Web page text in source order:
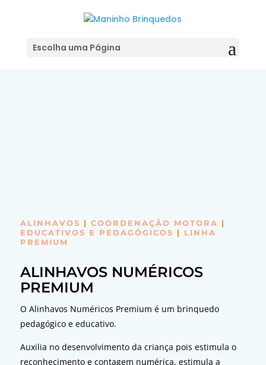
Escolha uma Página
ALINHAVOS | COORDENAÇÃO MOTORA |
EDUCATIVOS E PEDAGÓGICOS | LINHA
PREMIUM
ALINHAVOS NUMÉRICOS
PREMIUM
O Alinhavos Numéricos Premium é um brinquedo
pedagógico e educativo.
Auxilia no desenvolvimento da criança pois estimula o
reconhecimento e contagem numérica, estimula a